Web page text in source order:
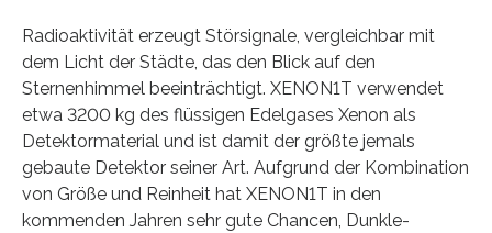
Radioaktivität erzeugt Störsignale, vergleichbar mit
dem Licht der Städte, das den Blick auf den
Sternenhimmel beeinträchtigt. XENON1T verwendet
etwa 3200 kg des flüssigen Edelgases Xenon als
Detektormaterial und ist damit der größte jemals
gebaute Detektor seiner Art. Aufgrund der Kombination
von Größe und Reinheit hat XENON1T in den
kommenden Jahren sehr gute Chancen, Dunkle-